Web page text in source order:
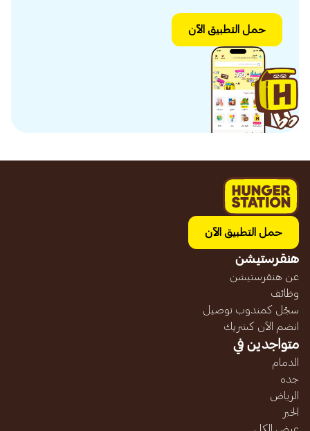
حمل التطبيق الآن
حمل التطبيق الآن
هنقرستيشن
عن هنقرستيشن
وظائف
سجّل كمندوب توصيل
انضم الآن كشريك
متواجدين في
الدمام
جده
الرياض
الخبر